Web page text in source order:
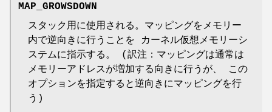
MAP_GROWSDOWN
スタック用に使用される。マッピングをメモリー
内で逆向きに行うことを カーネル仮想メモリーシ
ステムに指示する。 (訳注：マッピングは通常は
メモリーアドレスが増加する向きに行うが、 この
オプションを指定すると逆向きにマッピングを行
う)